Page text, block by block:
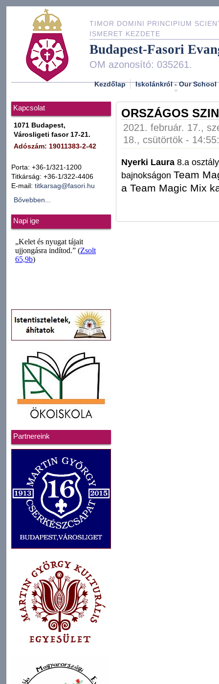
TIMOR DOMINI PRINCIPIUM
ISMERET KEZDETE
Budapest-Fasori
OM azonosító: 035261.
Kezdőlap Iskolánkról - Our School
Kapcsolat
1071 Budapest,
Városligeti fasor 17-21.
Adószám: 19011383-2-42
Porta: +36-1/321-1200
Titkárság: +36-1/322-4406
E-mail: titkarsag@fasori.hu
Bővebben...
Napi ige
Partnereink
ORSZÁGOS
2021. február. 17.,
18., csütörtök -
Nyerki Laura 8.a
bajnokságon Team
a Team Magic Mix